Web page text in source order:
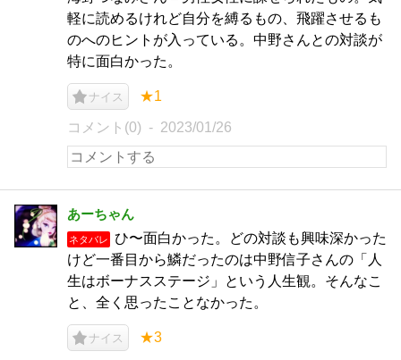
軽に読めるけれど自分を縛るもの、飛躍させるも
のへのヒントが入っている。中野さんとの対談が
特に面白かった。
ナイス ★1
コメント(0) 2023/01/26
あーちゃん
ネタバレ
ひ〜面白かった。どの対談も興味深かった
けど一番目から鱗だったのは中野信子さんの「人
生はボーナスステージ」という人生観。そんなこ
と、全く思ったことなかった。
ナイス ★3